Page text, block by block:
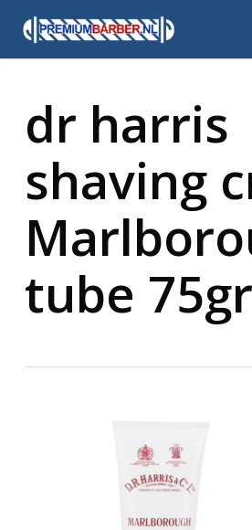
main
dr harris
shaving
tube 75gr